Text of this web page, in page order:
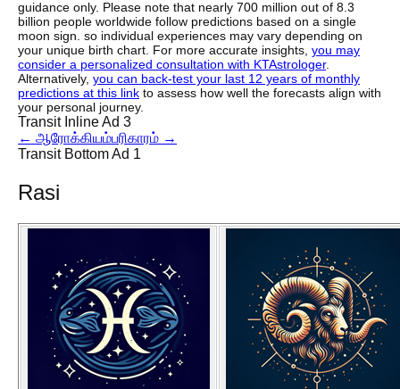
guidance only. Please note that nearly 700 million out of 8.3
billion people worldwide follow predictions based on a single
moon sign. so individual experiences may vary depending on
your unique birth chart. For more accurate insights, you may
consider a personalized consultation with KTAstrologer.
Alternatively, you can back-test your last 12 years of monthly
predictions at this link to assess how well the forecasts align with
your personal journey.
Transit Inline Ad 3
← ஆரோக்கியம்பரிகாரம் →
Transit Bottom Ad 1
Rasi